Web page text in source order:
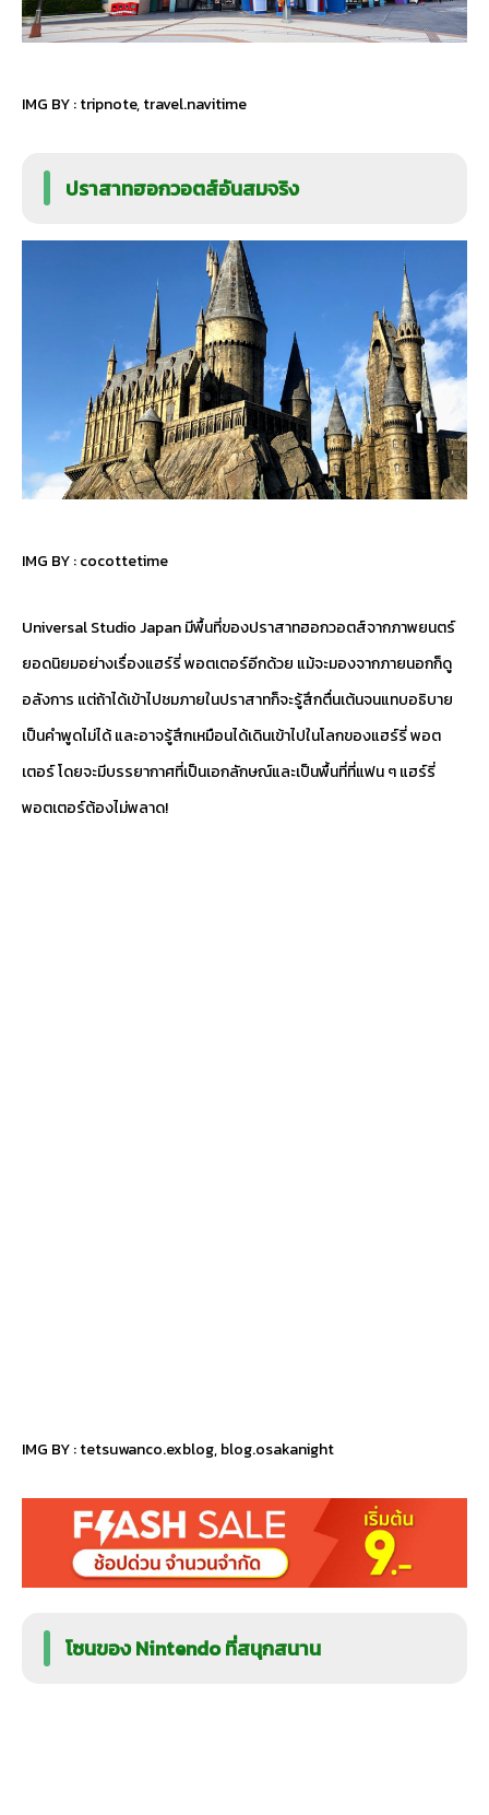
IMG BY :tripnote,travel.navitime
ปราสาทฮอกวอตส์อันสมจริง
IMG BY :cocottetime
Universal Studio Japan มีพื้นที่ของปราสาทฮอกวอตส์จากภาพยนตร์
ยอดนิยมอย่างเรื่องแฮร์รี่ พอตเตอร์อีกด้วย แม้จะมองจากภายนอกก็ดู
อลังการ แต่ถ้าได้เข้าไปชมภายในปราสาทก็จะรู้สึกตื่นเต้นจนแทบอธิบาย
เป็นคำพูดไม่ได้ และอาจรู้สึกเหมือนได้เดินเข้าไปในโลกของแฮร์รี่ พอต
เตอร์ โดยจะมีบรรยากาศที่เป็นเอกลักษณ์และเป็นพื้นที่ที่แฟน ๆ แฮร์รี่
พอตเตอร์ต้องไม่พลาด!
IMG BY :tetsuwanco.exblog,blog.osakanight
โซนของ Nintendo ที่สนุกสนาน